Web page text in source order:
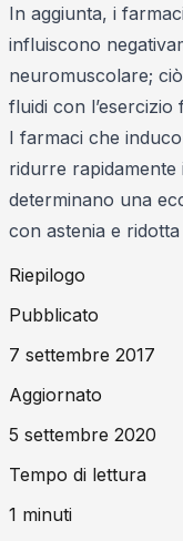
In aggiunta, i
influiscono
neuromuscolare;
fluidi con l’esercizio
I farmaci che
ridurre rapidamente
determinano una
con astenia e
Riepilogo
Pubblicato
7 settembre 2017
Aggiornato
5 settembre 2020
Tempo di lettura
1 minuti